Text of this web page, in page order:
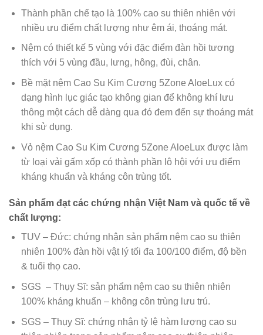
Thành phần chế tạo là 100% cao su thiên nhiên với
nhiều ưu điểm chất lượng như êm ái, thoáng mát.
Nệm có thiết kế 5 vùng với đặc điểm đàn hồi tương
thích với 5 vùng đầu, lưng, hông, đùi, chân.
Bề mặt nệm Cao Su Kim Cương 5Zone AloeLux có
dạng hình lục giác tạo không gian để không khí lưu
thông một cách dễ dàng qua đó đem đến sự thoáng mát
khi sử dụng.
Vỏ nệm Cao Su Kim Cương 5Zone AloeLux được làm
từ loại vải gấm xốp có thành phần lô hội với ưu điểm
kháng khuẩn và kháng côn trùng tốt.
Sản phẩm đạt các chứng nhận Việt Nam và quốc tế về
chất lượng:
TUV – Đức: chứng nhận sản phẩm nệm cao su thiên
nhiên 100% đàn hồi vật lý tối đa 100/100 điểm, độ bền
& tuổi thọ cao.
SGS – Thụy Sĩ: sản phẩm nệm cao su thiên nhiên
100% kháng khuẩn – không côn trùng lưu trú.
SGS – Thụy Sĩ: chứng nhận tỷ lệ hàm lượng cao su